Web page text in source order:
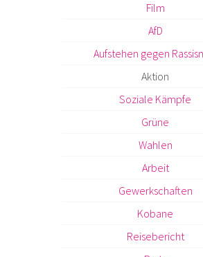
Film
AfD
Aufstehen gegen
Aktion
Soziale Kämpfe
Grüne
Wahlen
Arbeit
Gewerkschaften
Kobane
Reisebericht